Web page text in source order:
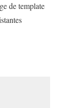
de template